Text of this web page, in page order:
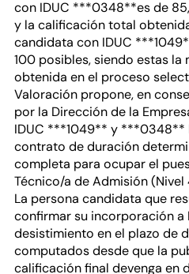
con IDUC ***0348**es de
y la calificación total
candidata con IDUC
100 posibles, siendo estas la
obtenida en el proceso
Valoración propone, en
por la Dirección de la
IDUC ***1049** y ***0348**
contrato de duración
completa para ocupar el
Técnico/a de Admisión (Nivel
La persona candidata que
confirmar su incorporación a
desistimiento en el plazo de
computados desde que la
calificación final devenga en